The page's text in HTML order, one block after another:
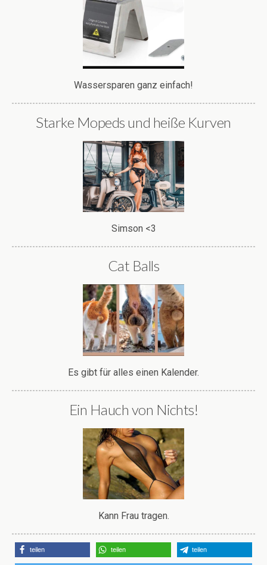
Wassersparen ganz einfach!
Starke Mopeds und heiße Kurven
Simson <3
Cat Balls
Es gibt für alles einen Kalender.
Ein Hauch von Nichts!
Kann Frau tragen.
teilen teilen teilen